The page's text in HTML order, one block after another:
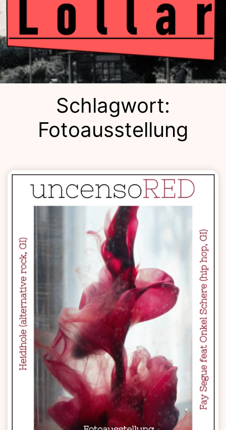
Schlagwort:
Fotoausstellung